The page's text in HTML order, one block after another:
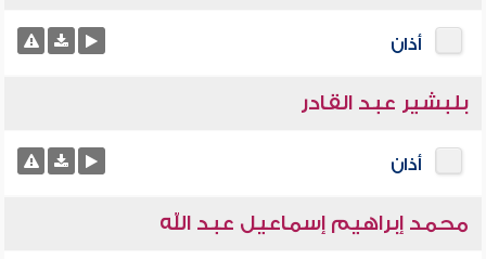
أذان
بلبشير عبد القادر
أذان
محمد إبراهيم إسماعيل عبد الله